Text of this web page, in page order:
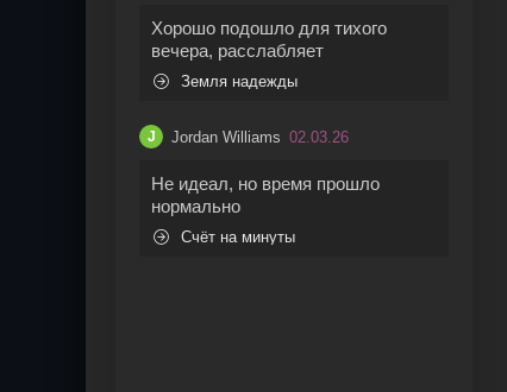
Хорошо подошло для тихого
вечера, расслабляет
Земля надежды
J Jordan Williams 02.03.26
Не идеал, но время прошло
нормально
Счёт на минуты